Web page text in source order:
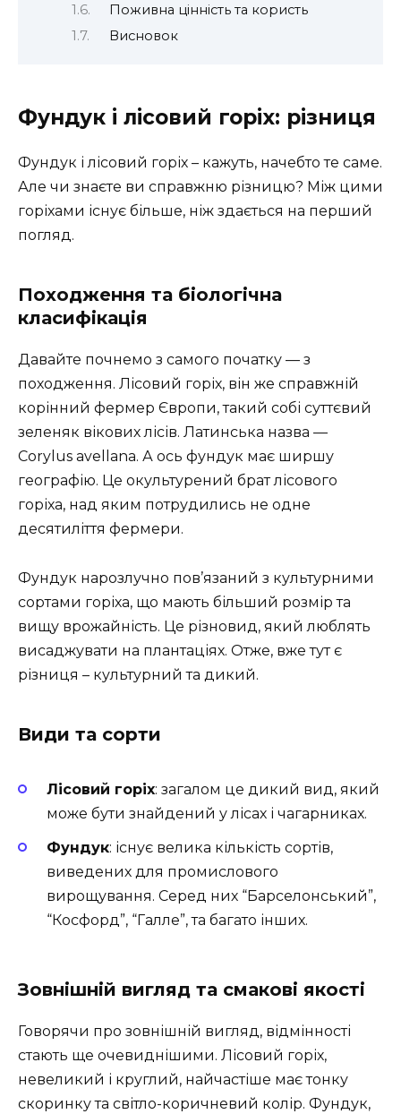
Поживна цінність та користь
Висновок
Фундук і лісовий горіх: різниця
Фундук і лісовий горіх – кажуть, начебто те саме.
Але чи знаєте ви справжню різницю? Між цими
горіхами існує більше, ніж здається на перший
погляд.
Походження та біологічна
класифікація
Давайте почнемо з самого початку — з
походження. Лісовий горіх, він же справжній
корінний фермер Європи, такий собі суттєвий
зеленяк вікових лісів. Латинська назва —
Corylus avellana. А ось фундук має ширшу
географію. Це окультурений брат лісового
горіха, над яким потрудились не одне
десятиліття фермери.
Фундук нарозлучно пов’язаний з культурними
сортами горіха, що мають більший розмір та
вищу врожайність. Це різновид, який люблять
висаджувати на плантаціях. Отже, вже тут є
різниця – культурний та дикий.
Види та сорти
Лісовий горіх: загалом це дикий вид, який
може бути знайдений у лісах і чагарниках.
Фундук: існує велика кількість сортів,
виведених для промислового
вирощування. Серед них “Барселонський”,
“Косфорд”, “Галле”, та багато інших.
Зовнішній вигляд та смакові якості
Говорячи про зовнішній вигляд, відмінності
стають ще очевиднішими. Лісовий горіх,
невеликий і круглий, найчастіше має тонку
скоринку та світло-коричневий колір. Фундук,